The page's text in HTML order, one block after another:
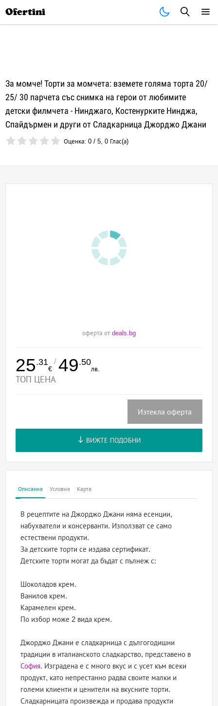
Ofertini
За момче! Торти за момчета: вземете голяма торта 20/
25/ 30 парчета със снимка на герои от любимите
детски филмчета - Нинджаго, Костенурките Нинджа,
Спайдърмен и други от Сладкарница Джорджо Джани
Оценка:0 /5,0 Глас(а)
оферта от deals.bg
25.31
€
/ 49.50
лв.
ТОП ЦЕНА
Изтекла оферта
ВИЖТЕ ПОДОБНИ
Описание Условия Карта
В рецептите на Джорджо Джани няма есенции,
набухватели и консерванти. Използват се само
естествени продукти.
За детските торти се издава сертификат.
Детските торти могат да бъдат с пълнеж с:
Шоколадов крем.
Ванилов крем.
Карамелен крем.
По избор може 2 вида крем.
Джорджо Джани е сладкарница с дългогодишни
традиции в италианското сладкарство, представено в
София. Изградена е с много вкус и с усет към всеки
продукт, като непрестанно радва своите малки и
големи клиенти и ценители на вкусните торти.
Сладкарницата произвежда и продава продукти